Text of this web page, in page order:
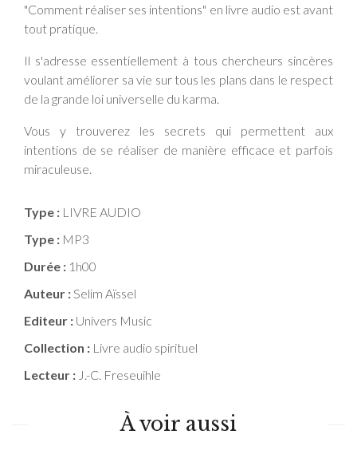
"Comment réaliser ses intentions" en livre audio est avant
tout pratique.
Il s'adresse essentiellement à tous chercheurs sincères
voulant améliorer sa vie sur tous les plans dans le respect
de la grande loi universelle du karma.
Vous y trouverez les secrets qui permettent aux
intentions de se réaliser de manière efficace et parfois
miraculeuse.
Type : LIVRE AUDIO
Type : MP3
Durée : 1h00
Auteur :Selim Aïssel
Editeur : Univers Music
Collection : Livre audio spirituel
Lecteur : J.-C. Freseuihle
À voir aussi